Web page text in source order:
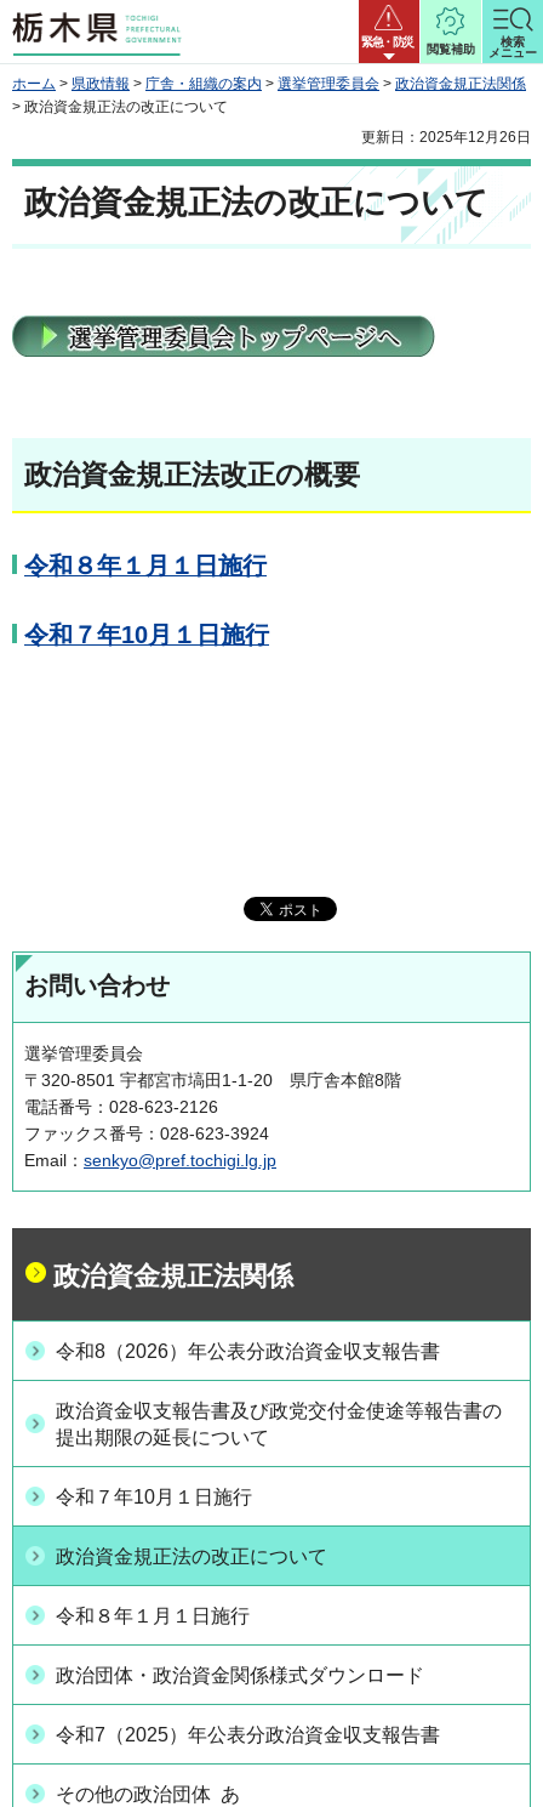
栃木県 緊急・防災
閲覧補助
検索
メニュー
ホーム > 県政情報 > 庁舎・組織の案内 > 選挙管理委員会 > 政治資金規正法関係
> 政治資金規正法の改正について
更新日：2025年12月26日
政治資金規正法の改正について
政治資金規正法改正の概要
令和８年１月１日施行
令和７年10月１日施行
お問い合わせ
選挙管理委員会
〒320-8501 宇都宮市塙田1-1-20 県庁舎本館8階
電話番号：028-623-2126
ファックス番号：028-623-3924
Email： senkyo@pref.tochigi.lg.jp
政治資金規正法関係
令和8（2026）年公表分政治資金収支報告書
政治資金収支報告書及び政党交付金使途等報告書の
提出期限の延長について
令和７年10月１日施行
政治資金規正法の改正について
令和８年１月１日施行
政治団体・政治資金関係様式ダウンロード
令和7（2025）年公表分政治資金収支報告書
その他の政治団体 あ